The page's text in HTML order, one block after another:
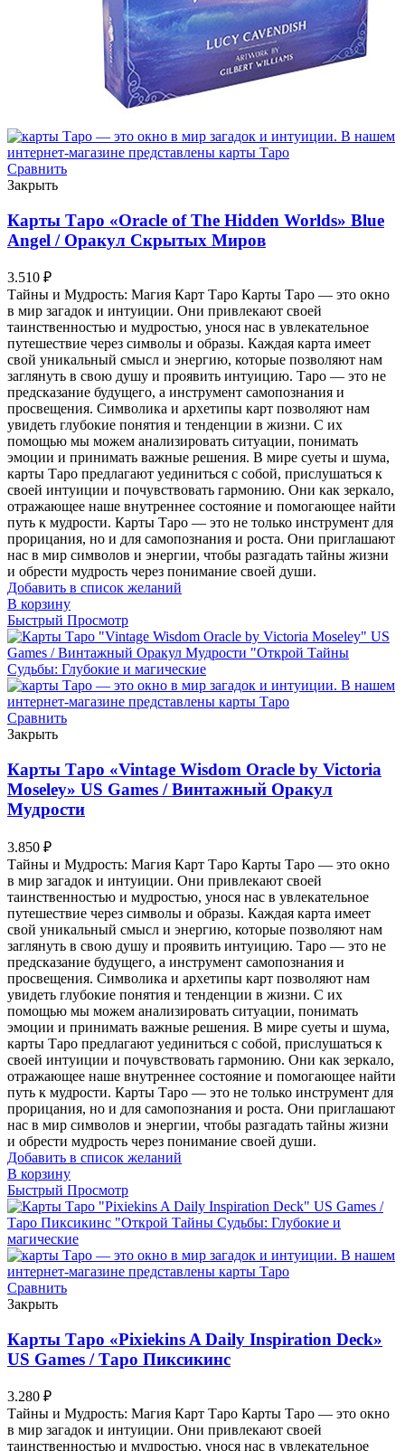
Сравнить
Закрыть
Карты Таро «Oracle of The Hidden Worlds» Blue
Angel / Оракул Скрытых Миров
3.510 ₽
Тайны и Мудрость: Магия Карт Таро Карты Таро — это окно
в мир загадок и интуиции. Они привлекают своей
таинственностью и мудростью, унося нас в увлекательное
путешествие через символы и образы. Каждая карта имеет
свой уникальный смысл и энергию, которые позволяют нам
заглянуть в свою душу и проявить интуицию. Таро — это не
предсказание будущего, а инструмент самопознания и
просвещения. Символика и архетипы карт позволяют нам
увидеть глубокие понятия и тенденции в жизни. С их
помощью мы можем анализировать ситуации, понимать
эмоции и принимать важные решения. В мире суеты и шума,
карты Таро предлагают уединиться с собой, прислушаться к
своей интуиции и почувствовать гармонию. Они как зеркало,
отражающее наше внутреннее состояние и помогающее найти
путь к мудрости. Карты Таро — это не только инструмент для
прорицания, но и для самопознания и роста. Они приглашают
нас в мир символов и энергии, чтобы разгадать тайны жизни
и обрести мудрость через понимание своей души.
Добавить в список желаний
В корзину
Быстрый Просмотр
Сравнить
Закрыть
Карты Таро «Vintage Wisdom Oracle by Victoria
Moseley» US Games / Винтажный Оракул
Мудрости
3.850 ₽
Тайны и Мудрость: Магия Карт Таро Карты Таро — это окно
в мир загадок и интуиции. Они привлекают своей
таинственностью и мудростью, унося нас в увлекательное
путешествие через символы и образы. Каждая карта имеет
свой уникальный смысл и энергию, которые позволяют нам
заглянуть в свою душу и проявить интуицию. Таро — это не
предсказание будущего, а инструмент самопознания и
просвещения. Символика и архетипы карт позволяют нам
увидеть глубокие понятия и тенденции в жизни. С их
помощью мы можем анализировать ситуации, понимать
эмоции и принимать важные решения. В мире суеты и шума,
карты Таро предлагают уединиться с собой, прислушаться к
своей интуиции и почувствовать гармонию. Они как зеркало,
отражающее наше внутреннее состояние и помогающее найти
путь к мудрости. Карты Таро — это не только инструмент для
прорицания, но и для самопознания и роста. Они приглашают
нас в мир символов и энергии, чтобы разгадать тайны жизни
и обрести мудрость через понимание своей души.
Добавить в список желаний
В корзину
Быстрый Просмотр
Сравнить
Закрыть
Карты Таро «Pixiekins A Daily Inspiration Deck»
US Games / Таро Пиксикинс
3.280 ₽
Тайны и Мудрость: Магия Карт Таро Карты Таро — это окно
в мир загадок и интуиции. Они привлекают своей
таинственностью и мудростью, унося нас в увлекательное